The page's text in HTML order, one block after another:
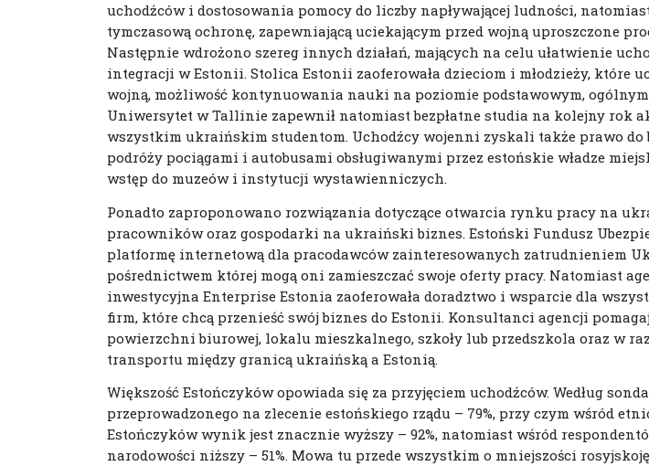
uchodźców i dostosowania pomocy do liczby napływającej ludności,
tymczasową ochronę, zapewniającą uciekającym przed wojną uproszczone
Następnie wdrożono szereg innych działań, mających na celu ułatwienie
integracji w Estonii. Stolica Estonii zaoferowała dzieciom i młodzieży, które
wojną, możliwość kontynuowania nauki na poziomie podstawowym,
Uniwersytet w Tallinie zapewnił natomiast bezpłatne studia na kolejny rok
wszystkim ukraińskim studentom. Uchodźcy wojenni zyskali także prawo do
podróży pociągami i autobusami obsługiwanymi przez estońskie władze
wstęp do muzeów i instytucji wystawienniczych.
Ponadto zaproponowano rozwiązania dotyczące otwarcia rynku pracy na
pracowników oraz gospodarki na ukraiński biznes. Estoński Fundusz
platformę internetową dla pracodawców zainteresowanych zatrudnieniem
pośrednictwem której mogą oni zamieszczać swoje oferty pracy. Natomiast
inwestycyjna Enterprise Estonia zaoferowała doradztwo i wsparcie dla
firm, które chcą przenieść swój biznes do Estonii. Konsultanci agencji
powierzchni biurowej, lokalu mieszkalnego, szkoły lub przedszkola oraz w
transportu między granicą ukraińską a Estonią.
Większość Estończyków opowiada się za przyjęciem uchodźców. Według
przeprowadzonego na zlecenie estońskiego rządu – 79%, przy czym wśród
Estończyków wynik jest znacznie wyższy – 92%, natomiast wśród
narodowości niższy – 51%. Mowa tu przede wszystkim o mniejszości